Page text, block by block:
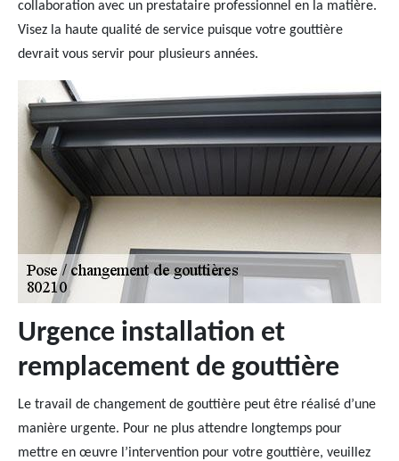
collaboration avec un prestataire professionnel en la matière.
Visez la haute qualité de service puisque votre gouttière
devrait vous servir pour plusieurs années.
Urgence installation et
remplacement de gouttière
Le travail de changement de gouttière peut être réalisé d’une
manière urgente. Pour ne plus attendre longtemps pour
mettre en œuvre l’intervention pour votre gouttière, veuillez